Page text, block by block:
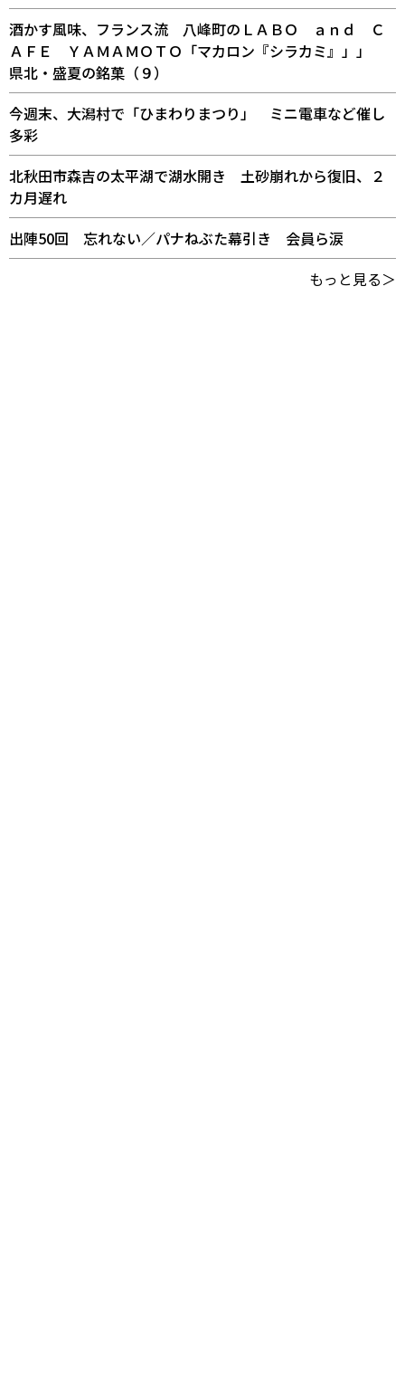
酒かす風味、フランス流 八峰町のＬＡＢＯ ａｎｄ Ｃ
ＡＦＥ ＹＡＭＡＭＯＴＯ「マカロン『シラカミ』」」
県北・盛夏の銘菓（９）
今週末、大潟村で「ひまわりまつり」 ミニ電車など催し
多彩
北秋田市森吉の太平湖で湖水開き 土砂崩れから復旧、２
カ月遅れ
出陣50回 忘れない／パナねぶた幕引き 会員ら涙
もっと見る＞